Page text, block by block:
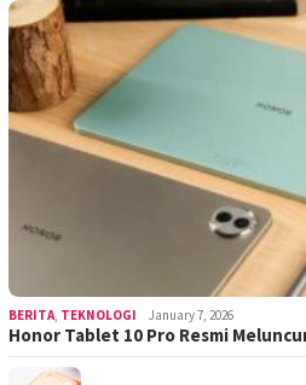
BERITA TEKNOLOGI January 7, 2026
Honor Tablet 10 Pro Resmi